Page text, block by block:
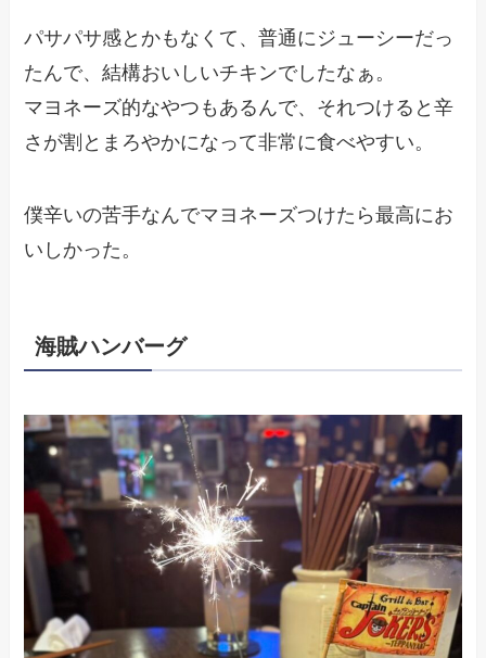
パサパサ感とかもなくて、普通にジューシーだっ
たんで、結構おいしいチキンでしたなぁ。
マヨネーズ的なやつもあるんで、それつけると辛
さが割とまろやかになって非常に食べやすい。
僕辛いの苦手なんでマヨネーズつけたら最高にお
いしかった。
海賊ハンバーグ